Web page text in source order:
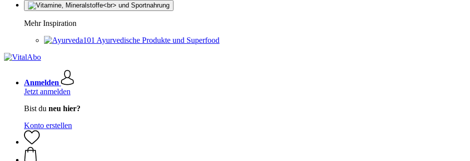
Mehr Inspiration
Ayurvedische Produkte und Superfood
Anmelden
Jetzt anmelden
Bist du neu hier?
Konto erstellen